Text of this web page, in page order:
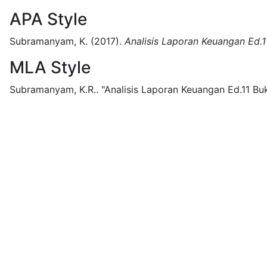
APA Style
Subramanyam, K. (2017). Analisis Laporan Keuangan
MLA Style
Subramanyam, K.R.. "Analisis Laporan Keuangan Ed.11